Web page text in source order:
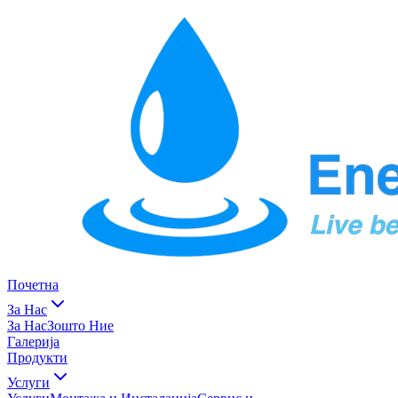
Почетна
За Нас
За НасЗошто Ние
Галерија
Продукти
Услуги